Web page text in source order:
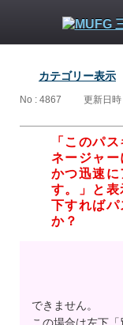
カテゴリー表示
No : 4867 更新日
「このパ
ネージャ
かつ迅速に
す。」と
下すれば
か？
できません。